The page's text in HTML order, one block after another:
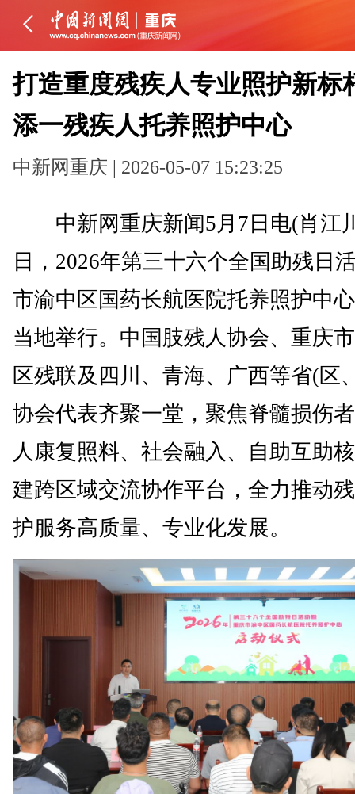
打造重度残疾人专业照护新标
添一残疾人托养照护中心
中新网重庆 | 2026-05-07 15:23:25
中新网重庆新闻5月7日电(肖江
日，2026年第三十六个全国助残日
市渝中区国药长航医院托养照护中
当地举行。中国肢残人协会、重庆
区残联及四川、青海、广西等省(区
协会代表齐聚一堂，聚焦脊髓损伤
人康复照料、社会融入、自助互助
建跨区域交流协作平台，全力推动
护服务高质量、专业化发展。